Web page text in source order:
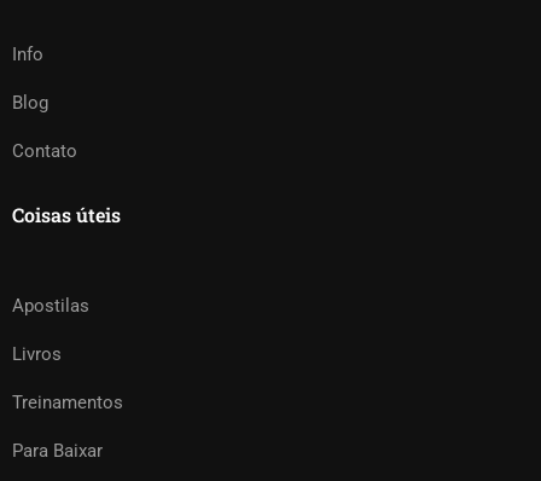
Info
Blog
Contato
Coisas úteis
Apostilas
Livros
Treinamentos
Para Baixar